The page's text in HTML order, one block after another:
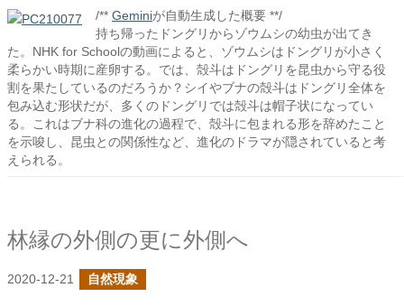
/** Geminiが自動生成した概要 **/
持ち帰ったドングリからゾウムシの幼虫が出てき
た。NHK for Schoolの動画によると、ゾウムシはドングリが小さく
柔らかい時期に産卵する。では、殻斗はドングリを昆虫から守る役
割を果たしているのだろうか？シイやブナの殻斗はドングリ全体を
包み込む形状だが、多くのドングリでは殻斗は帽子状になってい
る。これはブナ科の進化の過程で、殻斗に包まれる形を辞めたこと
を示唆し、昆虫との関係性など、進化のドラマが隠されていると考
えられる。
林縁の外側の更に外側へ
2020-12-21 自然現象